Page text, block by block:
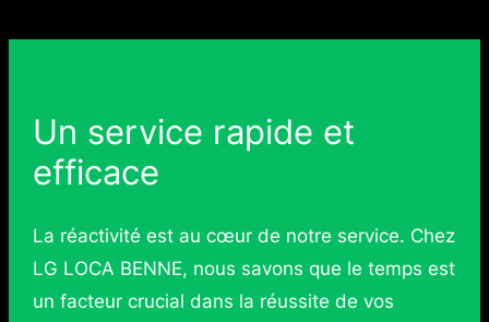
Un service rapide et
efficace
La réactivité est au cœur de notre service. Chez
LG LOCA BENNE, nous savons que le temps est
un facteur crucial dans la réussite de vos